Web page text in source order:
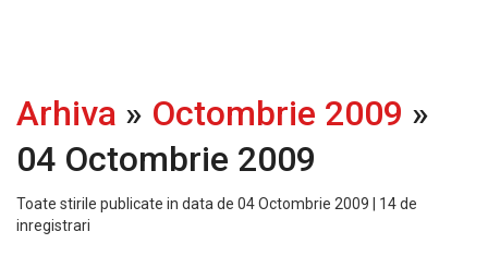
Arhiva » Octombrie 2009 »
04 Octombrie 2009
Toate stirile publicate in data de 04 Octombrie 2009 | 14 de
inregistrari